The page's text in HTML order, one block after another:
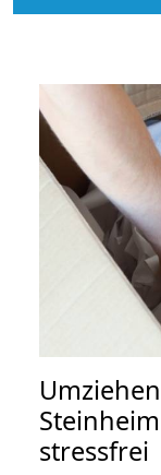
stressfrei